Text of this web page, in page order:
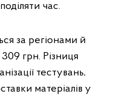
час.
за регіонами й
грн. Різниця
тестувань,
матеріалів у